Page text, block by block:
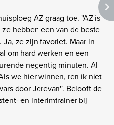
AZ graag toe. ''AZ is
hebben een van de beste
ze zijn favoriet. Maar in
om hard werken en een
negentig minuten. Al
we hier winnen, ren ik niet
door Jerevan''. Belooft de
en interimtrainer bij